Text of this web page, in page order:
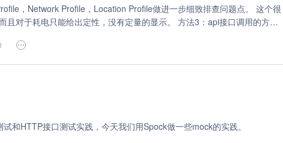
数据分析 (4)
(3)
(2)
，Network Profile，Location Profile做进一步细致排查问题点。 这个很
且对于耗电只能给出定性，没有定量的显示。 方法3：api接口调用的方式
接口只能获取到剩余电量百分比，它和系统界面上展示的值几乎没有区
计算的剩余电量百分比，就是系统上显示的那个值。这样看来，这个接
们使用到的是IOKit中的IOPMPowerSource接口，私有接口，调用方式如
和HTTP接口测试实践，今天我们用Spock做一些mock的实践。